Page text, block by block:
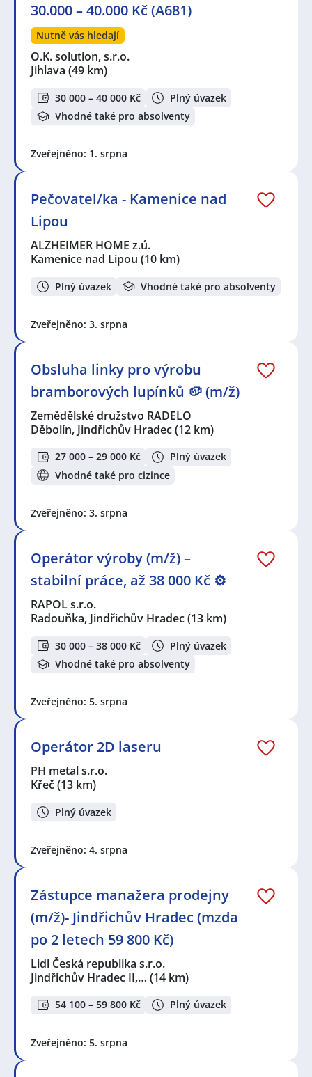
30.000 – 40.000 Kč (A681)
Nutně vás hledají
O.K. solution, s.r.o.
Jihlava (49 km)
30 000 – 40 000 Kč
Plný úvazek
Vhodné také pro absolventy
Zveřejněno: 1. srpna
Pečovatel/ka - Kamenice nad
Lipou
ALZHEIMER HOME z.ú.
Kamenice nad Lipou (10 km)
Plný úvazek Vhodné také pro absolventy
Zveřejněno: 3. srpna
Obsluha linky pro výrobu
bramborových lupínků 🥔 (m/ž)
Zemědělské družstvo RADELO
Děbolín, Jindřichův Hradec(12 km)
27 000 – 29 000 Kč
Plný úvazek
Vhodné také pro cizince
Zveřejněno: 3. srpna
Operátor výroby (m/ž) –
stabilní práce, až 38 000 Kč ⚙️
RAPOL s.r.o.
Radouňka, Jindřichův Hradec(13 km)
30 000 – 38 000 Kč
Plný úvazek
Vhodné také pro absolventy
Zveřejněno: 5. srpna
Operátor 2D laseru
PH metal s.r.o.
Křeč(13 km)
Plný úvazek
Zveřejněno: 4. srpna
Zástupce manažera prodejny
(m/ž)- Jindřichův Hradec (mzda
po 2 letech 59 800 Kč)
Lidl Česká republika s.r.o.
Jindřichův Hradec II,… (14 km)
54 100 – 59 800 Kč Plný úvazek
Zveřejněno: 5. srpna